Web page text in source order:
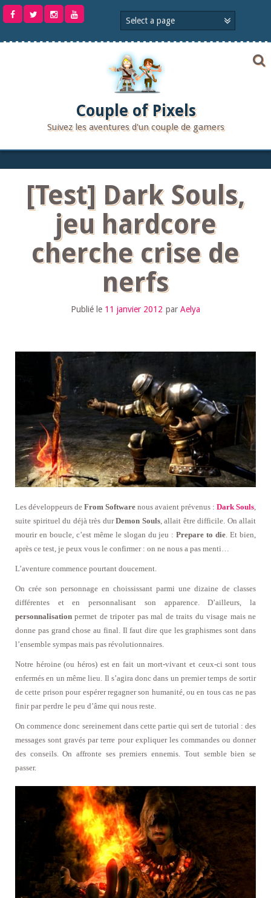
Aller
Couple of Pixels
Suivez les aventures d'un couple de gamers
[Test] Dark Souls,
jeu hardcore
cherche crise de
nerfs
Publié le 11 janvier 2012 par Aelya
Les développeurs de From Software nous avaient prévenus : Dark Souls
suite spirituel du déjà très durDemon Souls, allait être difficile. On allait
mourir en boucle, c’est même le slogan du jeu :Prepare to die . Et bien,
après ce test, je peux vous le confirmer : on ne nous a pas menti…
L’aventure commence pourtant doucement.
On crée son personnage en choississant parmi une dizaine de classes
différentes et en personnalisant son apparence. D’ailleurs, la
personnalisation permet de tripoter pas mal de traits du visage mais ne
donne pas grand chose au final. Il faut dire que les graphismes sont dans
l’ensemble sympas mais pas révolutionnaires.
Notre héroine (ou héros) est en fait un mort-vivant et ceux-ci sont tous
enfermés en un même lieu. Il s’agira donc dans un premier temps de sortir
de cette prison pour espérer regagner son humanité, ou en tous cas ne pas
finir par perdre le peu d’âme qui nous reste.
On commence donc sereinement dans cette partie qui sert de tutorial : des
messages sont gravés par terre pour expliquer les commandes ou donner
des conseils. On affronte ses premiers ennemis. Tout semble bien se
passer.